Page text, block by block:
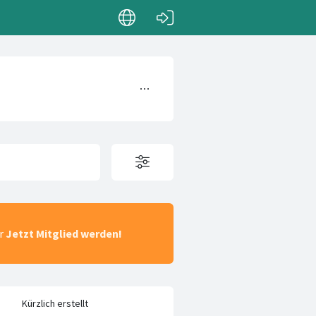
Jetzt Mitglied werden!
Kürzlich erstellt